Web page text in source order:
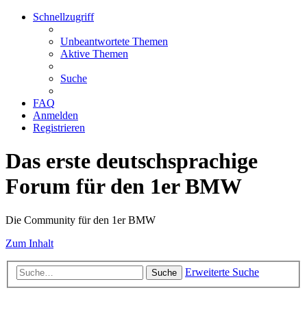
Schnellzugriff
Unbeantwortete Themen
Aktive Themen
Suche
FAQ
Anmelden
Registrieren
Das erste deutschsprachige
Forum für den 1er BMW
Die Community für den 1er BMW
Zum Inhalt
Suche Erweiterte Suche